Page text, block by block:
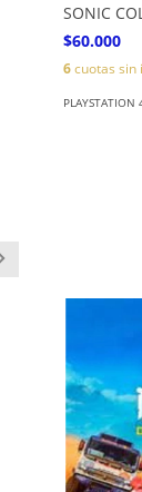
SONIC
$60.000
6cuotas sin
PLAYSTATION